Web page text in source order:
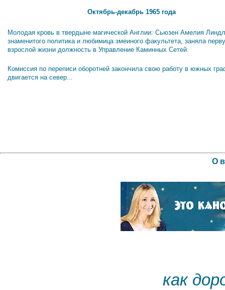
Октябрь-декабрь 1965 года
Молодая кровь в твердыне магической Англии: Сьюзен Амелия
знаменитого политика и любимица змеиного факультета, заняла
взрослой жизни должность в Управление Каминных Сетей.
Комиссия по переписи оборотней закончила свою работу в южных
двигается на север...
О
как